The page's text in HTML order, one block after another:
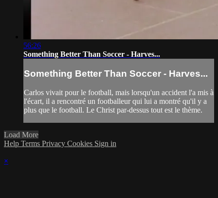
56:26
Something Better Than Soccer - Harves...
Something Better Than Soccer - Harves...
Carlos vivait pour le football, mais lorsqu'un accident l'a mis à
l'écart, il a rencontré un footballeur qui lui a montré qu'il y a
plus que le football. Le Christ par-dessus tout est le thème.
Load More
Help Terms Privacy Cookies Sign in
×